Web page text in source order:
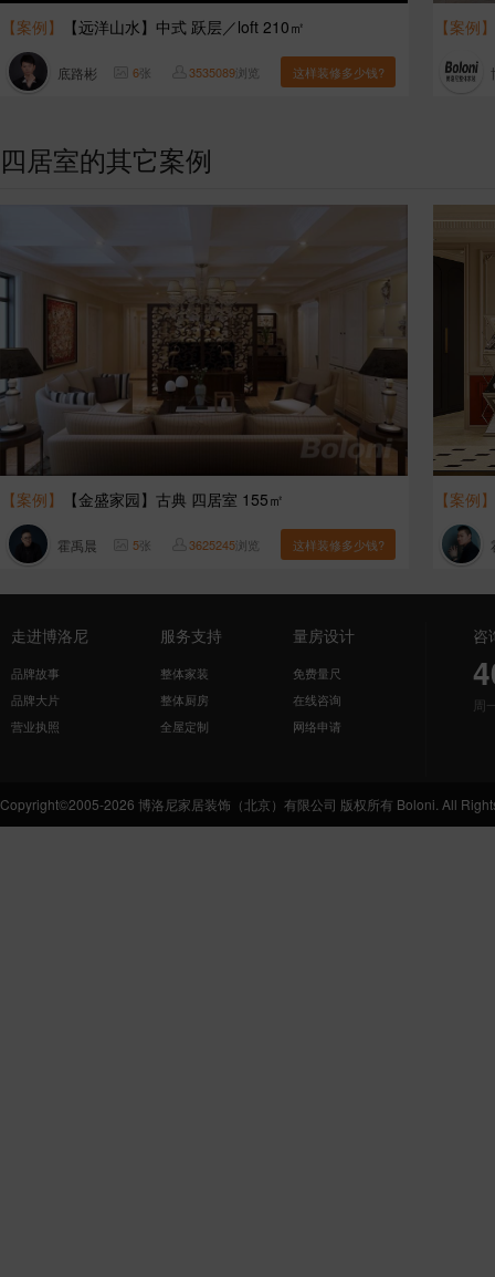
【案例】 【远洋山水】中式 跃层／loft 210㎡
底路彬 6张 3535089浏览 这样装修多少钱?
【案例】
四居室的其它案例
【案例】 【金盛家园】古典 四居室 155㎡
霍禹晨 5张 3625245浏览 这样装修多少钱?
【案例】
走进博洛尼
品牌故事
品牌大片
营业执照
服务支持
整体家装
整体厨房
全屋定制
量房设计
免费量尺
在线咨询
网络申请
咨
周
Copyright©2005-2026 博洛尼家居装饰（北京）有限公司 版权所有 Boloni. All